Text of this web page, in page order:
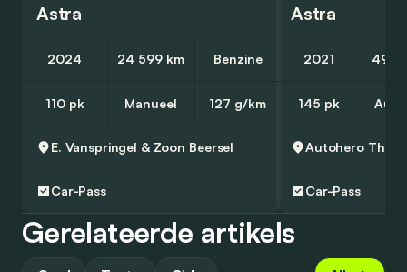
Astra
2024 24 599 km Benzine
110 pk Manueel 127 g/km
E. Vanspringel & Zoon Beersel
Car-Pass
Astra
2021 49
145 pk
Autohero
Car-Pass
Gerelateerde artikels